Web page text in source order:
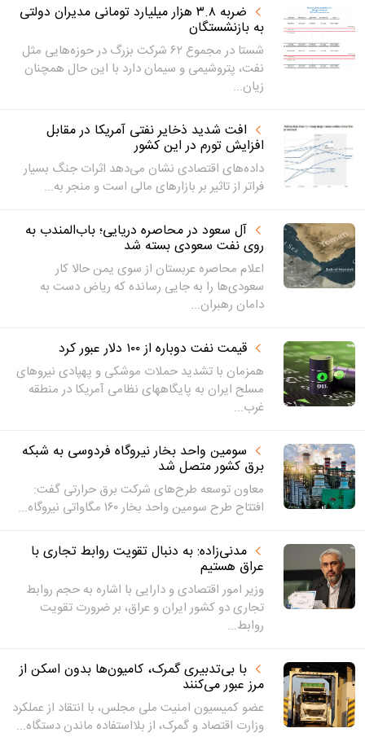
ضربه ۳.۸ هزار میلیارد تومانی مدیران دولتی
به بازنشستگان
شستا در مجموع ۶۲ شرکت بزرگ در حوزه‌هایی مثل
نفت، پتروشیمی و سیمان دارد با این حال همچنان
زیان...
افت شدید ذخایر نفتی آمریکا در مقابل
افزایش تورم در این کشور
داده‌های اقتصادی نشان می‌دهد اثرات جنگ بسیار
فراتر از تاثیر بر بازار‌های مالی است و منجر به...
آل سعود در محاصره دریایی؛ باب‌المندب به
روی نفت سعودی بسته شد
اعلام محاصره عربستان از سوی یمن حالا کار
سعودی‌ها را به جایی رسانده که ریاض دست به
دامان رهبران...
قیمت نفت دوباره از ۱۰۰ دلار عبور کرد
همزمان با تشدید حملات موشکی و پهپادی نیروهای
مسلح ایران به پایگاههای نظامی آمریکا در منطقه
غرب...
سومین واحد بخار نیروگاه فردوسی به شبکه
برق کشور متصل شد
معاون توسعه طرح‌های شرکت برق حرارتی گفت:
افتتاح طرح سومین واحد بخار ۱۶۰ مگاواتی نیروگاه...
مدنی‌زاده: به دنبال تقویت روابط تجاری با
عراق هستیم
وزیر امور اقتصادی و دارایی با اشاره به حجم روابط
تجاری دو کشور ایران و عراق، بر ضرورت تقویت
روابط...
با بی‌تدبیری گمرک، کامیون‌ها بدون اسکن از
مرز عبور می‌کنند
عضو کمیسیون امنیت ملی مجلس، با انتقاد از عملکرد
وزارت اقتصاد و گمرک، از بلااستفاده ماندن دستگاه...